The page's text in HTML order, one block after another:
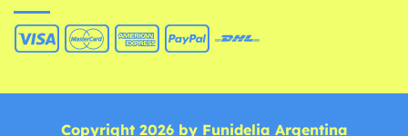
Copyright 2026 by Funidelia Argentina